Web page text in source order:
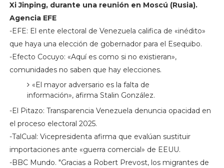
Xi Jinping, durante una reunión en Moscú (Rusia).
Agencia EFE
-EFE: El ente electoral de Venezuela califica de «inédito»
que haya una elección de gobernador para el Esequibo.
-Efecto Cocuyo: «Aquí es como si no existieran»,
comunidades no saben que hay elecciones.
«El mayor adversario es la falta de
información», afirma Stalin González.
-El Pitazo: Transparencia Venezuela denuncia opacidad en
el proceso electoral 2025.
-TalCual: Vicepresidenta afirma que evalúan sustituir
importaciones ante «guerra comercial» de EEUU.
-BBC Mundo. "Gracias a Robert Prevost, los migrantes de